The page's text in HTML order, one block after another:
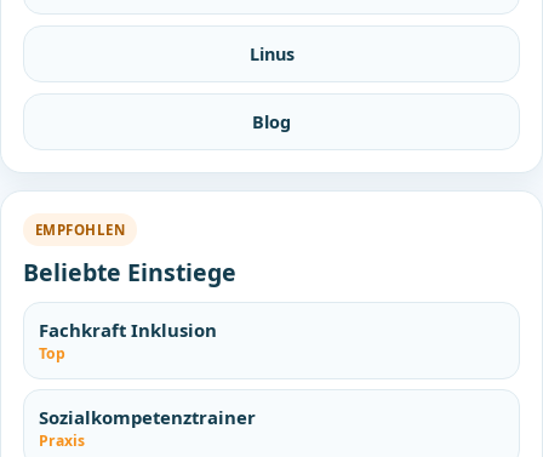
Linus
Blog
EMPFOHLEN
Beliebte Einstiege
Fachkraft Inklusion
Top
Sozialkompetenztrainer
Praxis